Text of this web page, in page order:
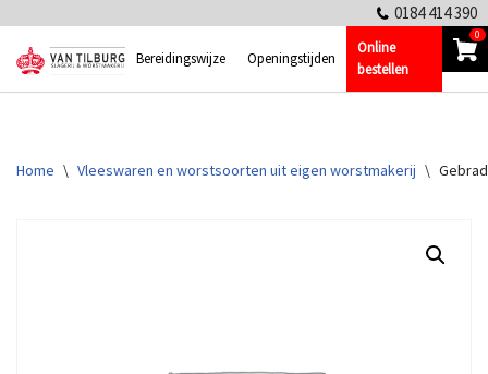
Ga
0184 414 390
Bereidingswijze Openingstijden
Online
bestellen
0
Home \ Vleeswaren en worstsoorten uit eigen worstmakerij \